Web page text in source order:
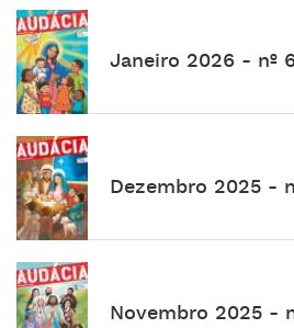
Janeiro 2026 - nº
Dezembro 2025 -
Novembro 2025 -